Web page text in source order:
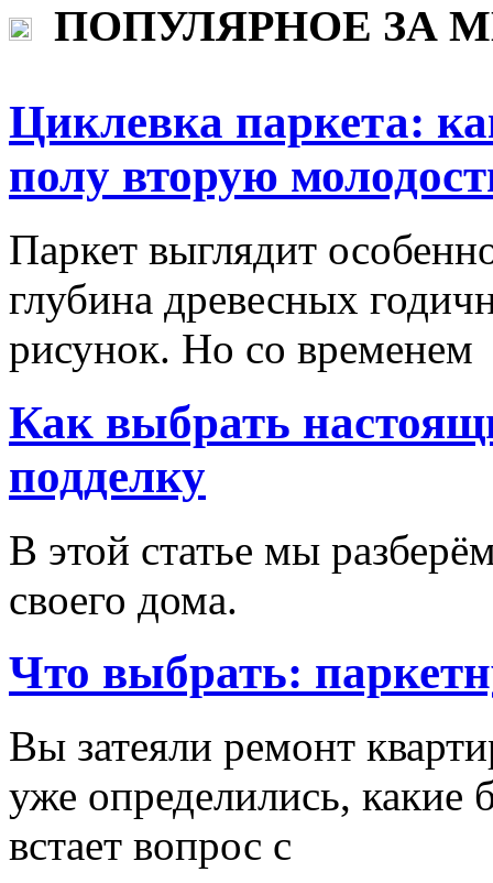
ПОПУЛЯРНОЕ ЗА
Циклевка паркета:
полу вторую
Паркет выглядит
глубина древесных
рисунок. Но со временем
Как выбрать
подделку
В этой статье мы
своего дома.
Что выбрать:
Вы затеяли ремонт
уже определились, какие
встает вопрос с